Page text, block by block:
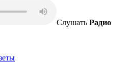
Слушать Радио